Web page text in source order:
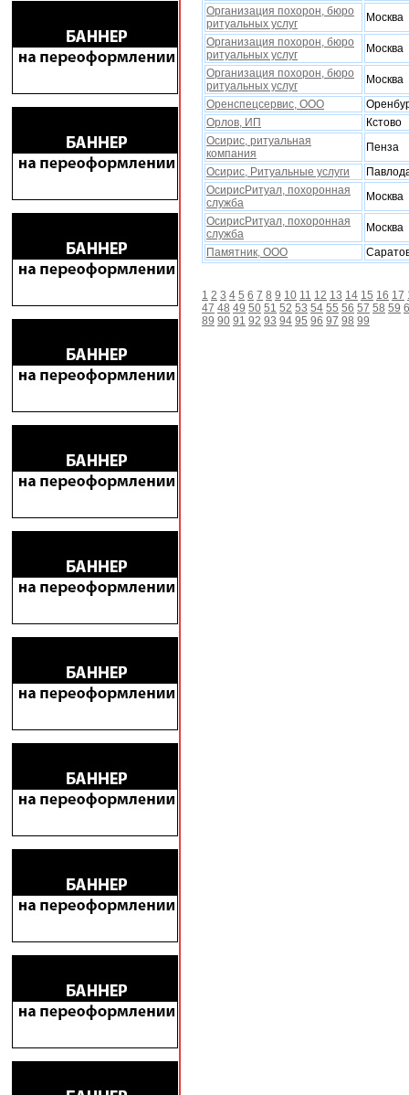
Организация похорон, бюро
ритуальных услуг
Москва
Организация похорон, бюро
ритуальных услуг
Москва
Организация похорон, бюро
ритуальных услуг
Москва
Оренспецсервис, ООО
Орлов, ИП
Кстово
Осирис, ритуальная
компания
Пенза
Осирис, Ритуальные услуги
ОсирисРитуал, похоронная
служба
Москва
ОсирисРитуал, похоронная
служба
Москва
Памятник, ООО
1 2 3 4 5 6 7 8 9 10 11 12 13 14 15 16 17
47 48 49 50 51 52 53 54 55 56 57 58 59
89 90 91 92 93 94 95 96 97 98 99